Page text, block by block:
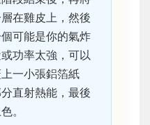
在雞皮上，然後
可能是你的氣炸
功率太強，可以
一小張鋁箔紙
分直射熱能，最後
。